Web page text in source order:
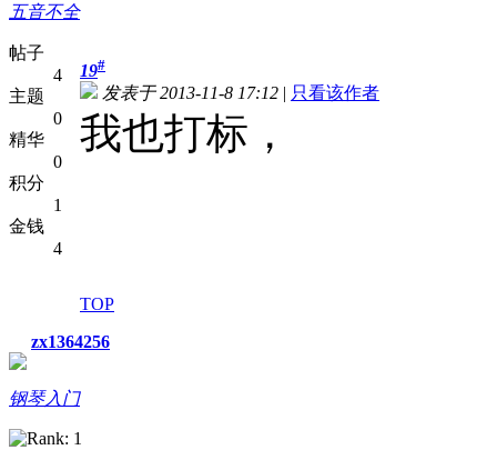
五音不全
帖子
4
主题
0
精华
0
积分
1
金钱
4
19#
发表于 2013-11-8 17:12 | 只看该作者
我也打标，
TOP
zx1364256
钢琴入门